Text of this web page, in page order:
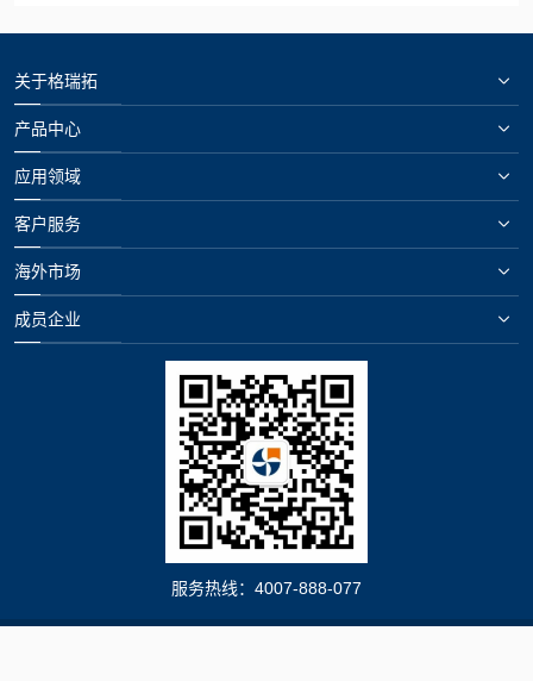
关于格瑞拓
产品中心
应用领域
客户服务
海外市场
成员企业
服务热线： 4007-888-077